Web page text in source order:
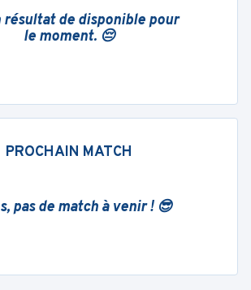
résultat de disponible pour
le moment. 😔
PROCHAIN MATCH
pas de match à venir ! 😎